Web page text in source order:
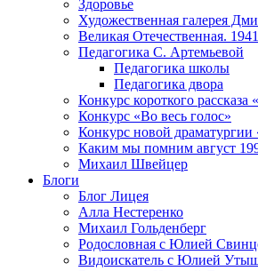
Здоровье
Художественная галерея
Великая Отечественная.
Педагогика С. Артемьевой
Педагогика школы
Педагогика двора
Конкурс короткого рассказа
Конкурс «Во весь голос»
Конкурс новой драматургии
Каким мы помним август
Михаил Швейцер
Блоги
Блог Лицея
Алла Нестеренко
Михаил Гольденберг
Родословная с Юлией
Видоискатель с Юлией